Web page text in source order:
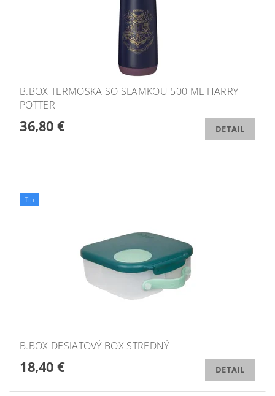
B.BOX TERMOSKA SO SLAMKOU 500 ML HARRY
POTTER
36,80 € DETAIL
Tip
B.BOX DESIATOVÝ BOX STREDNÝ
18,40 € DETAIL